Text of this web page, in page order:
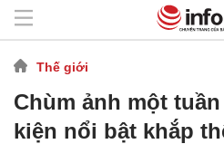
Thế giới
Chùm ảnh một
kiện nổi bật khắp